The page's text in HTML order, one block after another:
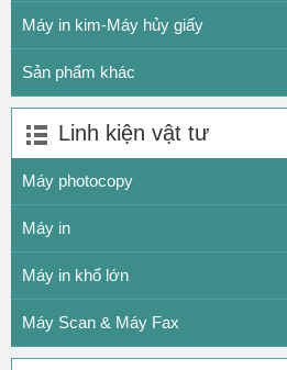
Máy in kim-Máy hủy giấy
Sản phẩm khác
Linh kiện vật tư
Máy photocopy
Máy in
Máy in khổ lớn
Máy Scan & Máy Fax